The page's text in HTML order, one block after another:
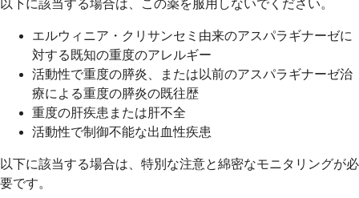
以下に該当する場合は、この薬を服用しないでください。
エルウィニア・クリサンセミ由来のアスパラギナーゼに
対する既知の重度のアレルギー
活動性で重度の膵炎、または以前のアスパラギナーゼ治
療による重度の膵炎の既往歴
重度の肝疾患または肝不全
活動性で制御不能な出血性疾患
以下に該当する場合は、特別な注意と綿密なモニタリングが必
要です。